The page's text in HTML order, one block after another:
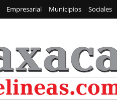
Empresarial Municipios Sociales